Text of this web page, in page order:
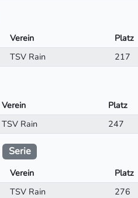
Verein Platz
TSV Rain 217
Verein Platz
TSV Rain 247
Serie
Verein Platz
TSV Rain 276